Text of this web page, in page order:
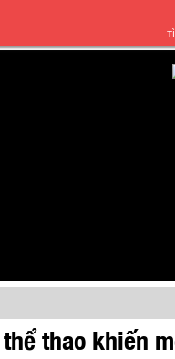
thao khiến